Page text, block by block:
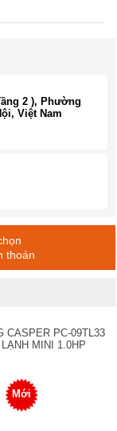
2 ), Phường
Việt Nam
thoán
CASPER PC-09TL33
MINI 1.0HP
Mới